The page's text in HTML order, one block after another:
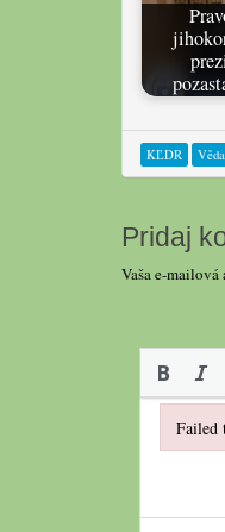
KĽDR Věda
Pridaj
Vaša e-mailová
Failed